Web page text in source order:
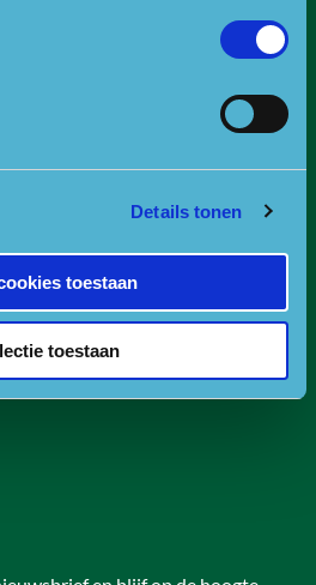
Details tonen
toestaan
toestaan
Koetshuis
986 B01